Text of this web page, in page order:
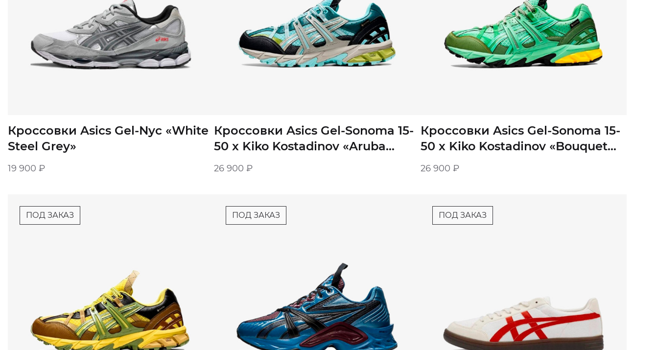
Кроссовки Asics Gel-Nyc «White
Steel Grey»
19 900 ₽
Кроссовки Asics Gel-Sonoma 15-
50 x Kiko Kostadinov «Aruba
Blue»
26 900₽
Кроссовки Asics Gel-Sonoma 15-
50 x Kiko Kostadinov «Bouquet
Blue Graphite»
26 900 ₽
ПОД ЗАКАЗ ПОД ЗАКАЗ ПОД ЗАКАЗ